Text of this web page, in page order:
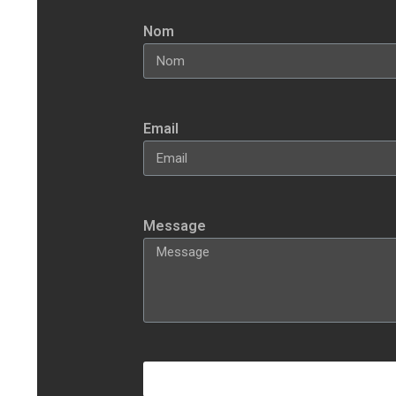
Nom
Email
Message